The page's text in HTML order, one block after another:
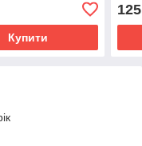
Купити
125